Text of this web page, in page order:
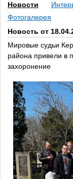
Новости
Фотогалерея
Новость от
Мировые судьи
района привели в
захоронение